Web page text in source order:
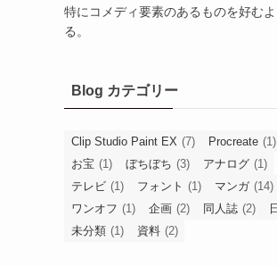
特にコメディ要素のあるものを好む
る。
Blog カテゴリー
Clip Studio Paint EX (7) Procreate (1)
お宝 (1) ぼちぼち (3) アナログ (1)
テレビ (1) フォント (1) マンガ (14)
ワンオフ (1) 企画 (2) 同人誌 (2)
未分類 (1) 資料 (2)